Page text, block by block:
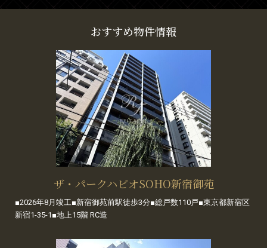
おすすめ物件情報
ザ・パークハビオSOHO新宿御苑
■2026年8月竣工■新宿御苑前駅徒歩3分■総戸数110戸■東京都新宿区
新宿1-35-1■地上15階 RC造